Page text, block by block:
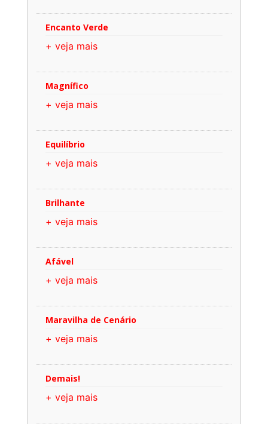
Encanto Verde
+ veja mais
Magnífico
+ veja mais
Equilíbrio
+ veja mais
Brilhante
+ veja mais
Afável
+ veja mais
Maravilha de Cenário
+ veja mais
Demais!
+ veja mais